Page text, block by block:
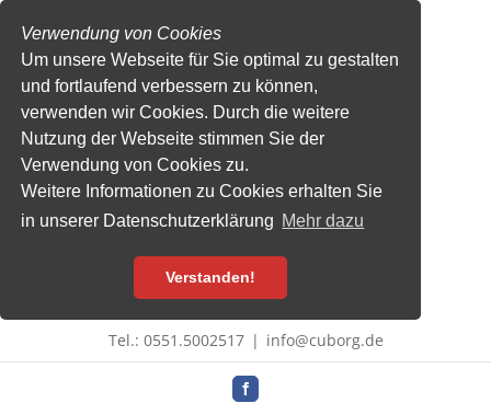
Verwendung von Cookies
Um unsere Webseite für Sie optimal zu gestalten
und fortlaufend verbessern zu können,
verwenden wir Cookies. Durch die weitere
Nutzung der Webseite stimmen Sie der
Verwendung von Cookies zu.
Weitere Informationen zu Cookies erhalten Sie
in unserer Datenschutzerklärung Mehr dazu
Verstanden!
Inhalt
Tel.: 0551.5002517 | info@cuborg.de
Facebook